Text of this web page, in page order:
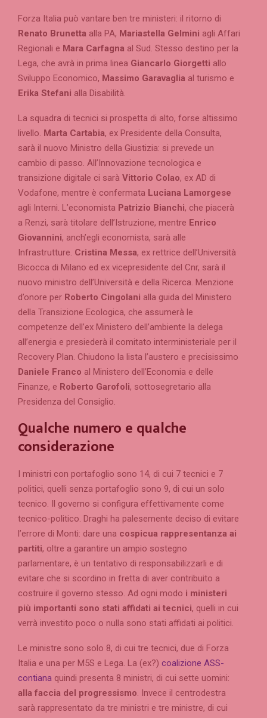
Forza Italia può vantare ben tre ministeri: il ritorno di
Renato Brunetta alla PA, Mariastella Gelmini agli Affari
Regionali e Mara Carfagna al Sud. Stesso destino per la
Lega, che avrà in prima linea Giancarlo Giorgetti allo
Sviluppo Economico, Massimo Garavaglia al turismo e
Erika Stefani alla Disabilità.
La squadra di tecnici si prospetta di alto, forse altissimo
livello. Marta Cartabia, ex Presidente della Consulta,
sarà il nuovo Ministro della Giustizia: si prevede un
cambio di passo. All’Innovazione tecnologica e
transizione digitale ci sarà Vittorio Colao, ex AD di
Vodafone, mentre è confermata Luciana Lamorgese
agli Interni. L’economista Patrizio Bianchi, che piacerà
a Renzi, sarà titolare dell’Istruzione, mentre Enrico
Giovannini, anch’egli economista, sarà alle
Infrastrutture. Cristina Messa, ex rettrice dell’Università
Bicocca di Milano ed ex vicepresidente del Cnr, sarà il
nuovo ministro dell’Università e della Ricerca. Menzione
d’onore per Roberto Cingolani alla guida del Ministero
della Transizione Ecologica, che assumerà le
competenze dell’ex Ministero dell’ambiente la delega
all’energia e presiederà il comitato interministeriale per il
Recovery Plan. Chiudono la lista l’austero e precisissimo
Daniele Franco al Ministero dell’Economia e delle
Finanze, e Roberto Garofoli, sottosegretario alla
Presidenza del Consiglio.
Qualche numero e qualche
considerazione
I ministri con portafoglio sono 14, di cui 7 tecnici e 7
politici, quelli senza portafoglio sono 9, di cui un solo
tecnico. Il governo si configura effettivamente come
tecnico-politico. Draghi ha palesemente deciso di evitare
l’errore di Monti: dare una cospicua rappresentanza ai
partiti, oltre a garantire un ampio sostegno
parlamentare, è un tentativo di responsabilizzarli e di
evitare che si scordino in fretta di aver contribuito a
costruire il governo stesso. Ad ogni modo i ministeri
più importanti sono stati affidati ai tecnici, quelli in cui
verrà investito poco o nulla sono stati affidati ai politici.
Le ministre sono solo 8, di cui tre tecnici, due di Forza
Italia e una per M5S e Lega. La (ex?) coalizione ASS-
contiana quindi presenta 8 ministri, di cui sette uomini:
alla faccia del progressismo. Invece il centrodestra
sarà rappresentato da tre ministri e tre ministre, di cui